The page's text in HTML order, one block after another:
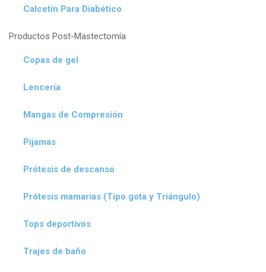
Calcetín Para Diabético
Productos Post-Mastectomía
Copas de gel
Lencería
Mangas de Compresión
Pijamas
Prótesis de descanso
Prótesis mamarias (Tipo gota y Triángulo)
Tops deportivos
Trajes de baño